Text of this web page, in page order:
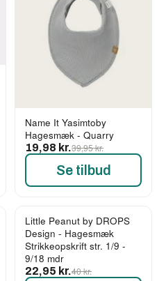
Name It Yasimtoby
Hagesmæk - Quarry
19,98 kr.39,95 kr.
Se tilbud
-43%
Little Peanut by DROPS
Design - Hagesmæk
Strikkeopskrift str. 1/9 -
9/18 mdr
22,95 kr.40 kr.